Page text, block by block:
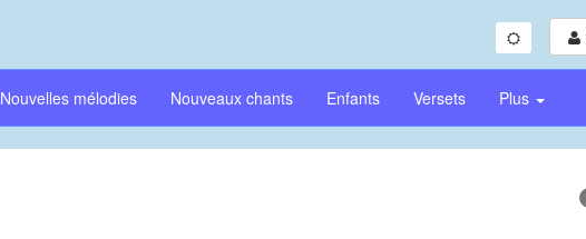
Nouvelles mélodies Nouveaux chants Enfants Versets Plus